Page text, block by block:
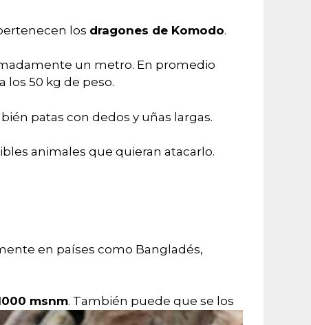
los dragones de Komodo.
un metro. En promedio
50 kg de peso.
patas con dedos y uñas largas.
animales que quieran atacarlo.
en países como Bangladés,
msnm. También puede que se los